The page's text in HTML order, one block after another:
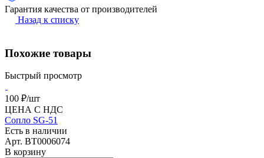
Гарантия качества от производителей
Назад к списку
Похожие товары
Быстрый просмотр
100 ₽/шт
ЦЕНА С НДС
Сопло SG-51
Есть в наличии
Арт. BT0006074
В корзину